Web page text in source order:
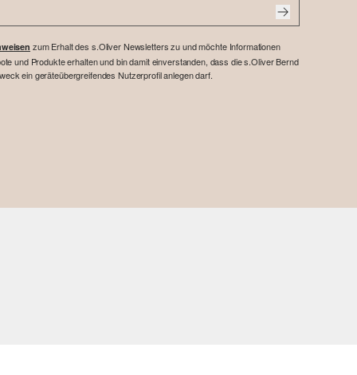
zum Erhalt des s.Oliver Newsletters zu und möchte Informationen
und Produkte erhalten und bin damit einverstanden, dass die s.Oliver Bernd
ein geräteübergreifendes Nutzerprofil anlegen darf.